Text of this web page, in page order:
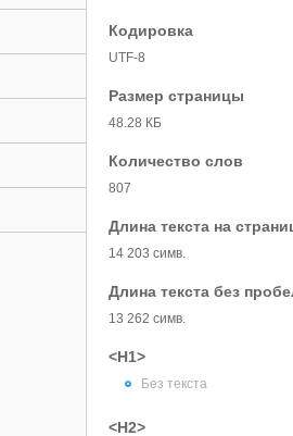
Кодировка
UTF-8
Размер страницы
48.28 КБ
Количество слов
807
Длина текста на
14 203 симв.
Длина текста без
13 262 симв.
<H1>
Без текста
<H2>